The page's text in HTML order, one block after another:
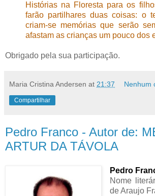
Histórias na Floresta para os
farão partilhares duas coisas: o
criam-se memórias que serão
afastam as crianças um pouco dos
Obrigado pela sua participação.
Maria Cristina Andersen at 21:37 Nenhum
Compartilhar
Pedro Franco - Autor de:
ARTUR DA TÁVOLA
Pedro
Nome
de Araujo